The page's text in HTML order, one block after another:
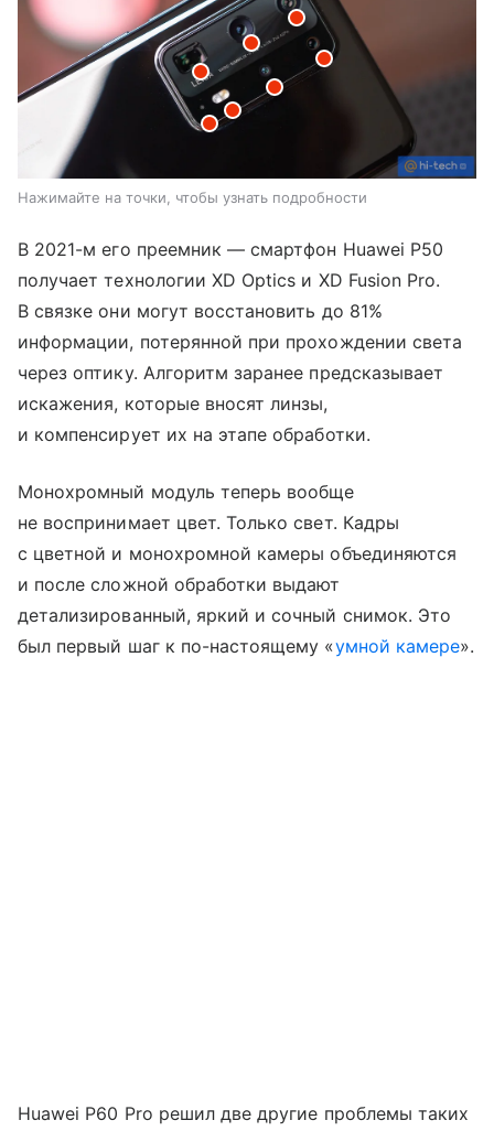
Нажимайте на точки, чтобы узнать подробности
В 2021-м его преемник — смартфон Huawei P50
получает технологии XD Optics и XD Fusion Pro.
В связке они могут восстановить до 81%
информации, потерянной при прохождении света
через оптику. Алгоритм заранее предсказывает
искажения, которые вносят линзы,
и компенсирует их на этапе обработки.
Монохромный модуль теперь вообще
не воспринимает цвет. Только свет. Кадры
с цветной и монохромной камеры объединяются
и после сложной обработки выдают
детализированный, яркий и сочный снимок. Это
был первый шаг к по-настоящему «умной камере».
Huawei P60 Pro решил две другие проблемы таких